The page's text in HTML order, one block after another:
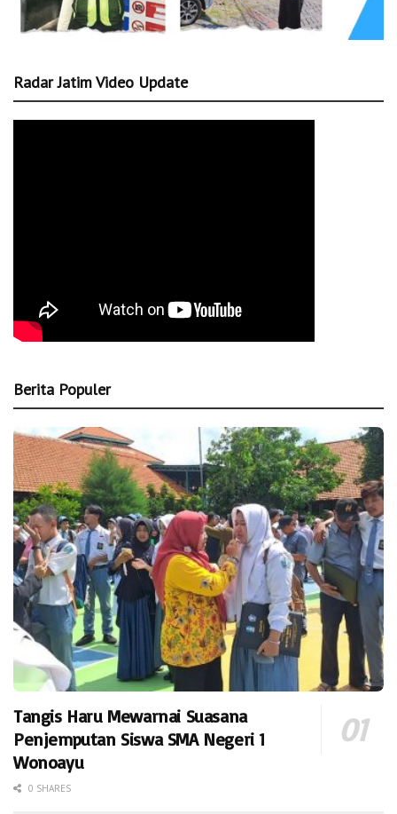
Radar Jatim Video Update
Berita Populer
Tangis Haru Mewarnai Suasana
Penjemputan Siswa SMA Negeri 1
Wonoayu
0 SHARES